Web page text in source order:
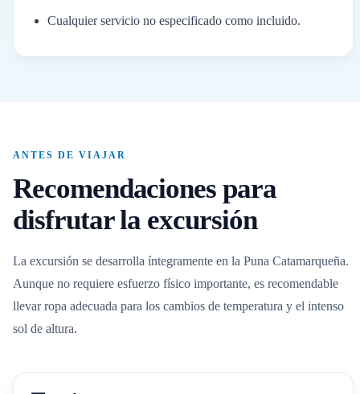
Cualquier servicio no especificado como incluido.
ANTES DE VIAJAR
Recomendaciones para
disfrutar la excursión
La excursión se desarrolla íntegramente en la Puna Catamarqueña.
Aunque no requiere esfuerzo físico importante, es recomendable
llevar ropa adecuada para los cambios de temperatura y el intenso
sol de altura.